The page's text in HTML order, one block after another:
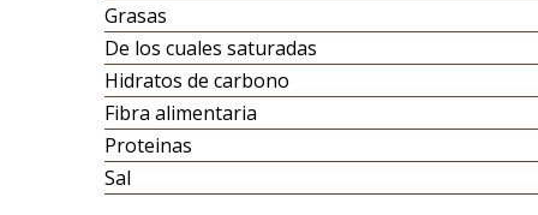
Grasas
De los cuales saturadas
Hidratos de carbono
Fibra alimentaria
Proteinas
Sal